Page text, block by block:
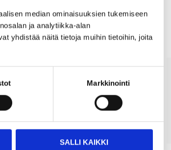
median ominaisuuksien tukemiseen
ja analytiikka-alan
yhdistää näitä tietoja muihin tietoihin, joita
Markkinointi
SALLI KAIKKI